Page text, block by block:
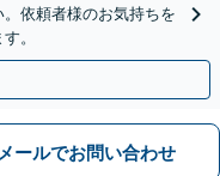
依頼者様のお気持ちを
。
メールでお問い合わせ